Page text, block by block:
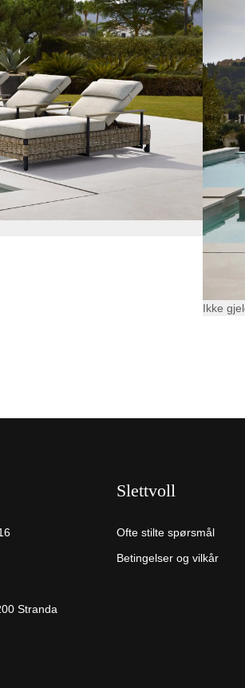
Ikke
Stranda
Slettvoll
Ofte stilte spørsmål
Betingelser og vilkår